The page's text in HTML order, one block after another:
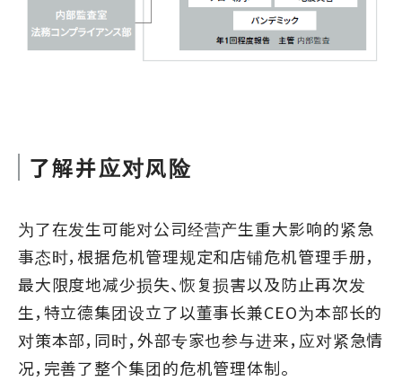
了解并应对风险
为了在发生可能对公司经营产生重大影响的紧急
事态时，根据危机管理规定和店铺危机管理手册，
最大限度地减少损失、恢复损害以及防止再次发
生，特立德集团设立了以董事长兼CEO为本部长的
对策本部，同时，外部专家也参与进来，应对紧急情
况，完善了整个集团的危机管理体制。